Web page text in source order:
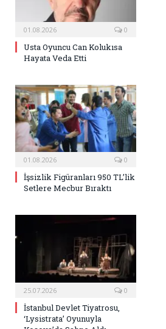
01.08.2026 0
Usta Oyuncu Can Kolukısa
Hayata Veda Etti
01.08.2026 0
İşsizlik Figüranları 950 TL’lik
Setlere Mecbur Bıraktı
25.07.2026 0
İstanbul Devlet Tiyatrosu,
‘Lysistrata’ Oyunuyla